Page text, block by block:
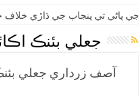
پاڻي تي پنجاب جي ڌاڙي خلاف
جعلي بئنڪ
آصف زرداري جعلي